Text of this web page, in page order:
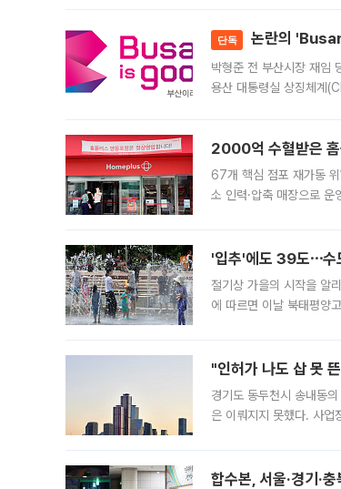
단독 논란의
박형준 전 부산시장 재임
용산 대통령실 상징체계
2000억 수혈받은 홈
67개 핵심 점포 재가동
소 인력·압축 매장으로
'입추'에도 39도⋯수
절기상 가을의 시작을 알
에 따르면 이날 북태평양
"인허가 나도 삽 못
경기도 동두천시 송내동
은 이뤄지지 못했다. 사
합수본, 서울·경기·